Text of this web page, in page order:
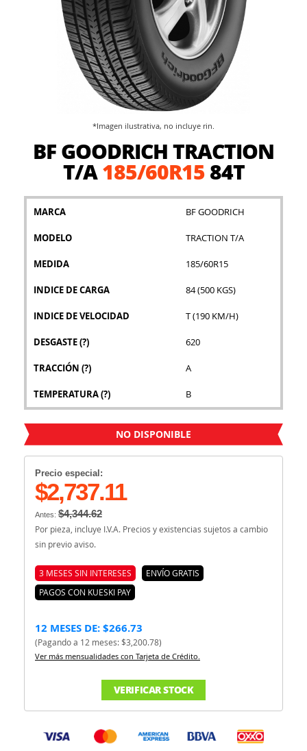
BF GOODRICH TRACTION
T/A185/60R1584T
MARCA BF GOODRICH
MODELO TRACTION T/A
MEDIDA 185/60R15
INDICE DE CARGA 84 (500 KGS)
INDICE DE VELOCIDAD T (190 KM/H)
DESGASTE(?) 620
TRACCIÓN (?) A
TEMPERATURA(?) B
NO DISPONIBLE
Precio especial:
$2,737.11
Antes: $4,344.62
Por pieza, incluye I.V.A. Precios y existencias sujetos a cambio
sin previo aviso.
3 MESES SIN INTERESES
ENVÍO GRATIS
PAGOS CON KUESKI PAY
12 MESES DE: $266.73
(Pagando a 12 meses: $3,200.78)
Ver más mensualidades con Tarjeta de Crédito.
VERIFICAR STOCK
*Imagen ilustrativa, no incluye rin.
galería
imágenes